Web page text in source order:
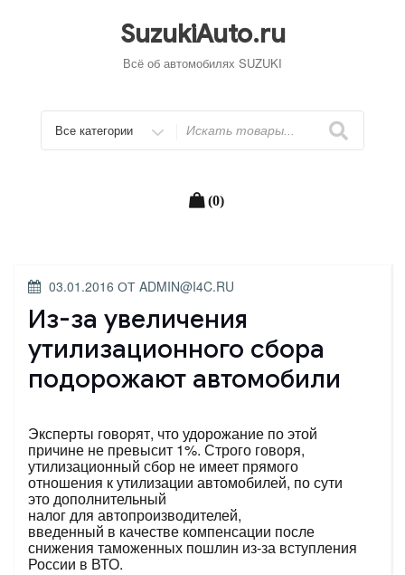
SuzukiAuto.ru
Всё об автомобилях SUZUKI
Искать
(0)
ОПУБЛИКОВАНО
03.01.2016 ОТ ADMIN@I4C.RU
Из-за увеличения
утилизационного сбора
подорожают автомобили
Эксперты говорят, что удорожание по этой
причине не превысит 1%. Строго говоря,
утилизационный сбор не имеет прямого
отношения к утилизации автомобилей, по сути
это дополнительный
налог для автопроизводителей,
введенный в качестве компенсации после
снижения таможенных пошлин из-за вступления
России в ВТО.